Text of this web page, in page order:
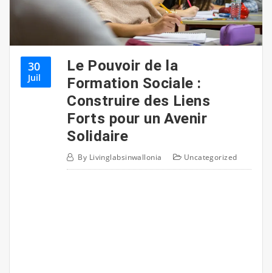
30
Juil
Le Pouvoir de la
Formation Sociale :
Construire des Liens
Forts pour un Avenir
Solidaire
By Livinglabsinwallonia Uncategorized